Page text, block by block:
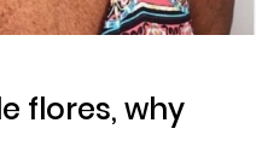
flores, why